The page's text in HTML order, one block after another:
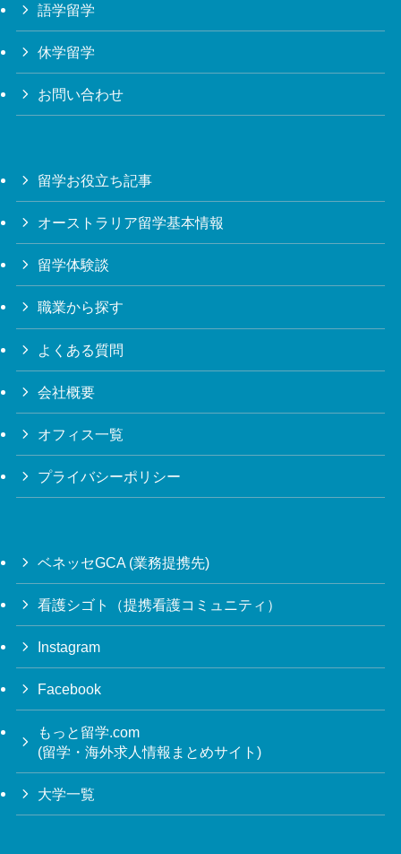
語学留学
休学留学
お問い合わせ
留学お役立ち記事
オーストラリア留学基本情報
留学体験談
職業から探す
よくある質問
会社概要
オフィス一覧
プライバシーポリシー
ベネッセGCA (業務提携先)
看護シゴト（提携看護コミュニティ）
Instagram
Facebook
もっと留学.com
(留学・海外求人情報まとめサイト)
大学一覧